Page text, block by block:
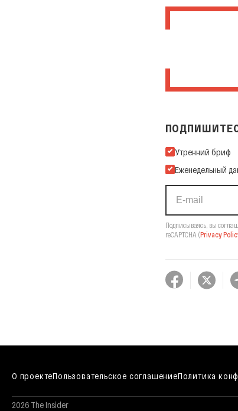
Подпишитесь на
Утренний бриф
Еженедельный
Подписываясь, вы
reCAPTCHA (Privacy
О проектеПользовательское соглашениеПолитика
2026 The Insider